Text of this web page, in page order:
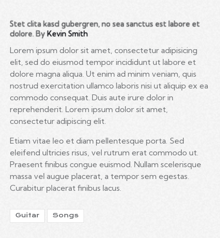
Stet clita kasd gubergren, no sea sanctus est labore et
dolore. By Kevin Smith
Lorem ipsum dolor sit amet, consectetur adipisicing
elit, sed do eiusmod tempor incididunt ut labore et
dolore magna aliqua. Ut enim ad minim veniam, quis
nostrud exercitation ullamco laboris nisi ut aliquip ex ea
commodo consequat. Duis aute irure dolor in
reprehenderit. Lorem ipsum dolor sit amet,
consectetur adipiscing elit.
Etiam vitae leo et diam pellentesque porta. Sed
eleifend ultricies risus, vel rutrum erat commodo ut.
Praesent finibus congue euismod. Nullam scelerisque
massa vel augue placerat, a tempor sem egestas.
Curabitur placerat finibus lacus.
Guitar Songs